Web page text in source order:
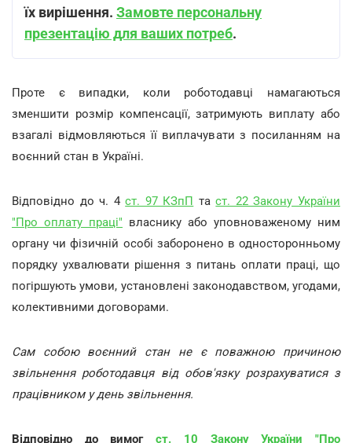
їх вирішення. Замовте персональну
презентацію для ваших потреб.
Проте є випадки, коли роботодавці намагаються
зменшити розмір компенсації, затримують виплату або
взагалі відмовляються її виплачувати з посиланням на
воєнний стан в Україні.
Відповідно до ч. 4ст. 97 КЗпП таст. 22 Закону України
"Про оплату праці" власнику або уповноваженому ним
органу чи фізичній особі заборонено в односторонньому
порядку ухвалювати рішення з питань оплати праці, що
погіршують умови, установлені законодавством, угодами,
колективними договорами.
Сам собою воєнний стан не є поважною причиною
звільнення роботодавця від обов'язку розрахуватися з
працівником у день звільнення.
Відповідно до вимог ст. 10 Закону України "Про